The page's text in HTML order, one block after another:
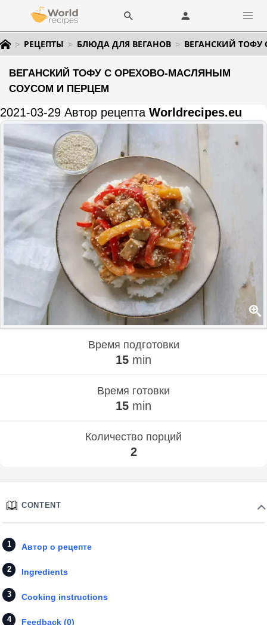
РЕЦЕПТЫ БЛЮДА ДЛЯ ВЕГАНОВ ВЕГАНСКИЙ
ВЕГАНСКИЙ ТОФУ С ОРЕХОВО-МАСЛЯНЫМ
СОУСОМ И ПЕРЦЕМ
2021-03-29 Автор рецепта Worldrecipes.eu
Время подготовки
15 min
Время готовки
15 min
Количество порций
2
CONTENT
Автор о рецепте
Ingredients
Cooking instructions
Feedback (0)